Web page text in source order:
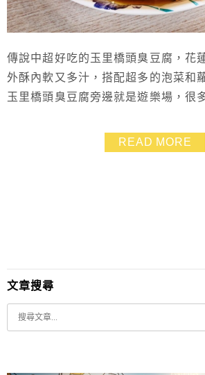
傳說中超好吃的玉里橋頭臭豆腐，花
外酥內軟又多汁，搭配超多的泡菜和
玉里橋頭臭豆腐旁邊就是遊樂場，很
READ MORE
文章搜尋